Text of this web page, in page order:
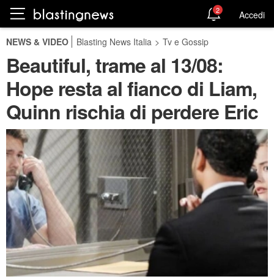
2 Accedi
NEWS & VIDEO Blasting News Italia > Tv e Gossip
Beautiful, trame al 13/08:
Hope resta al fianco di Liam,
Quinn rischia di perdere Eric